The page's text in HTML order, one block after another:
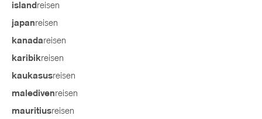
island reisen
japanreisen
kanadareisen
karibikreisen
kaukasusreisen
maledivenreisen
mauritiusreisen